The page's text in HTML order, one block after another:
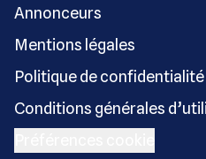
Annonceurs
Mentions légales
Politique de confidentialité
Conditions générales